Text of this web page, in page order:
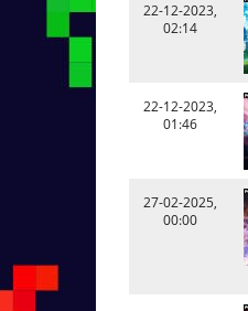
22-12-2023,
02:14
22-12-2023,
01:46
27-02-2025,
00:00